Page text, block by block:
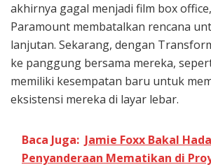
akhirnya gagal menjadi film box
Paramount membatalkan rencana
lanjutan. Sekarang, dengan
ke panggung bersama mereka,
memiliki kesempatan baru untuk
eksistensi mereka di layar lebar.
Baca Juga: Jamie Foxx Bakal
Penyanderaan Mematikan di